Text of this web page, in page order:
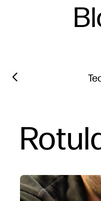
Filter
Previous slide